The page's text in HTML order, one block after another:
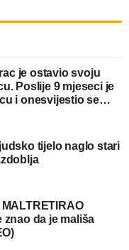
je ostavio svoju
Poslije 9 mjeseci je
i onesvijestio se
piše!
tijelo naglo stari
znao da je mališa